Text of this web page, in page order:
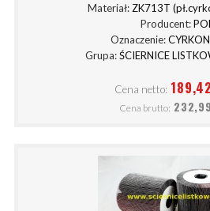
Materiał: ZK713T
Producent:
Oznaczenie:
Grupa:ŚCIERNICE
Cena netto:
Cena brutto: